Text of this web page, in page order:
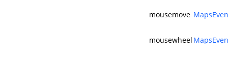
mousemove
mousewheel